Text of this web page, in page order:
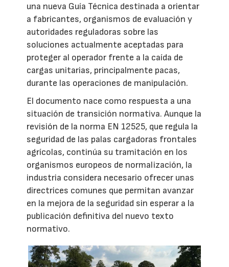
una nueva Guía Técnica destinada a orientar
a fabricantes, organismos de evaluación y
autoridades reguladoras sobre las
soluciones actualmente aceptadas para
proteger al operador frente a la caída de
cargas unitarias, principalmente pacas,
durante las operaciones de manipulación.
El documento nace como respuesta a una
situación de transición normativa. Aunque la
revisión de la norma EN 12525, que regula la
seguridad de las palas cargadoras frontales
agrícolas, continúa su tramitación en los
organismos europeos de normalización, la
industria considera necesario ofrecer unas
directrices comunes que permitan avanzar
en la mejora de la seguridad sin esperar a la
publicación definitiva del nuevo texto
normativo.